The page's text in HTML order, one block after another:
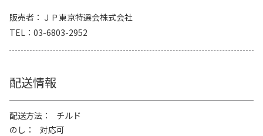
販売者
ＪＰ東京特選会株式会社
TEL
03-6803-2952
配送情報
配送方法
チルド
のし
対応可